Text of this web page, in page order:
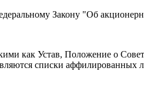
Закону "Об
как Устав, Положение о
списки аффилированных